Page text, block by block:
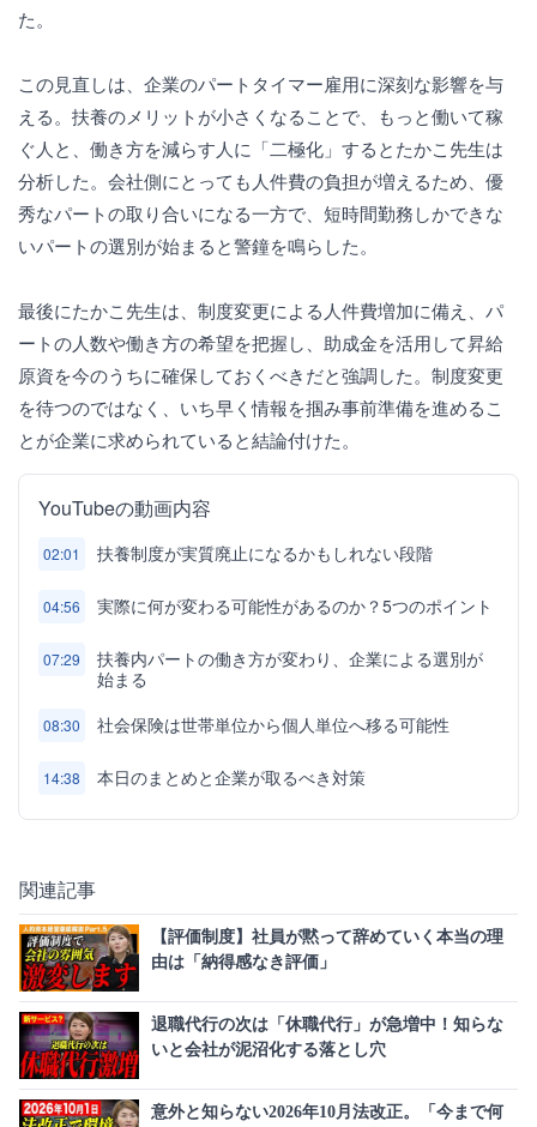
た。
この見直しは、企業のパートタイマー雇用に深刻な影響を与
える。扶養のメリットが小さくなることで、もっと働いて稼
ぐ人と、働き方を減らす人に「二極化」するとたかこ先生は
分析した。会社側にとっても人件費の負担が増えるため、優
秀なパートの取り合いになる一方で、短時間勤務しかできな
いパートの選別が始まると警鐘を鳴らした。
最後にたかこ先生は、制度変更による人件費増加に備え、パ
ートの人数や働き方の希望を把握し、助成金を活用して昇給
原資を今のうちに確保しておくべきだと強調した。制度変更
を待つのではなく、いち早く情報を掴み事前準備を進めるこ
とが企業に求められていると結論付けた。
YouTubeの動画内容
02:01 扶養制度が実質廃止になるかもしれない段階
04:56 実際に何が変わる可能性があるのか？5つのポイント
07:29
扶養内パートの働き方が変わり、企業による選別が
始まる
08:30 社会保険は世帯単位から個人単位へ移る可能性
14:38 本日のまとめと企業が取るべき対策
関連記事
【評価制度】社員が黙って辞めていく本当の理
由は「納得感なき評価」
退職代行の次は「休職代行」が急増中！知らな
いと会社が泥沼化する落とし穴
意外と知らない2026年10月法改正。「今まで何